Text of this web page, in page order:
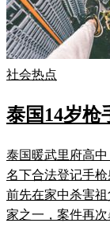
社会热点
泰国14岁枪
泰国暖武里府高
名下合法登记手
前先在家中杀害
家之一，案件再